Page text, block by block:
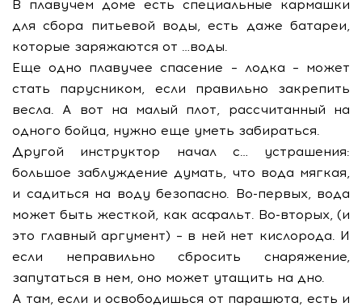
В плавучем доме есть специальные кармашки
для сбора питьевой воды, есть даже батареи,
которые заряжаются от …воды.
Еще одно плавучее спасение – лодка – может
стать парусником, если правильно закрепить
весла. А вот на малый плот, рассчитанный на
одного бойца, нужно еще уметь забираться.
Другой инструктор начал с… устрашения:
большое заблуждение думать, что вода мягкая,
и садиться на воду безопасно. Во-первых, вода
может быть жесткой, как асфальт. Во-вторых, (и
это главный аргумент) – в ней нет кислорода. И
если неправильно сбросить снаряжение,
запутаться в нем, оно может утащить на дно.
А там, если и освободишься от парашюта, есть и